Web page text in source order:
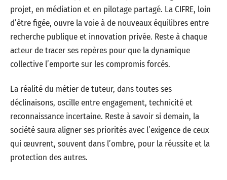
projet, en médiation et en pilotage partagé. La CIFRE, loin
d’être figée, ouvre la voie à de nouveaux équilibres entre
recherche publique et innovation privée. Reste à chaque
acteur de tracer ses repères pour que la dynamique
collective l’emporte sur les compromis forcés.
La réalité du métier de tuteur, dans toutes ses
déclinaisons, oscille entre engagement, technicité et
reconnaissance incertaine. Reste à savoir si demain, la
société saura aligner ses priorités avec l’exigence de ceux
qui œuvrent, souvent dans l’ombre, pour la réussite et la
protection des autres.